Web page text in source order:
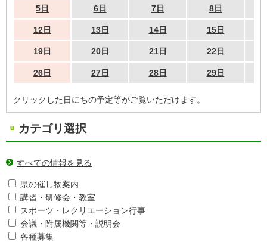
5日 6日 7日 8日
12日 13日 14日 15日
19日 20日 21日 22日
26日 27日 28日 29日
クリックした日にちの予定等がご覧いただけます。
カテゴリ選択
すべての情報を見る
県の催し物案内
講習・研修会・教室
スポーツ・レクリエーション行事
会議・附属機関等・説明会
各種募集